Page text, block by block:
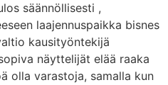
säännöllisesti ,
laajennuspaikka bisnes
kausityöntekijä
näyttelijät elää raaka
olla varastoja, samalla kun